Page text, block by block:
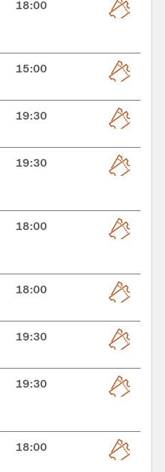
18:00
15:00
19:30
19:30
18:00
18:00
19:30
19:30
18:00